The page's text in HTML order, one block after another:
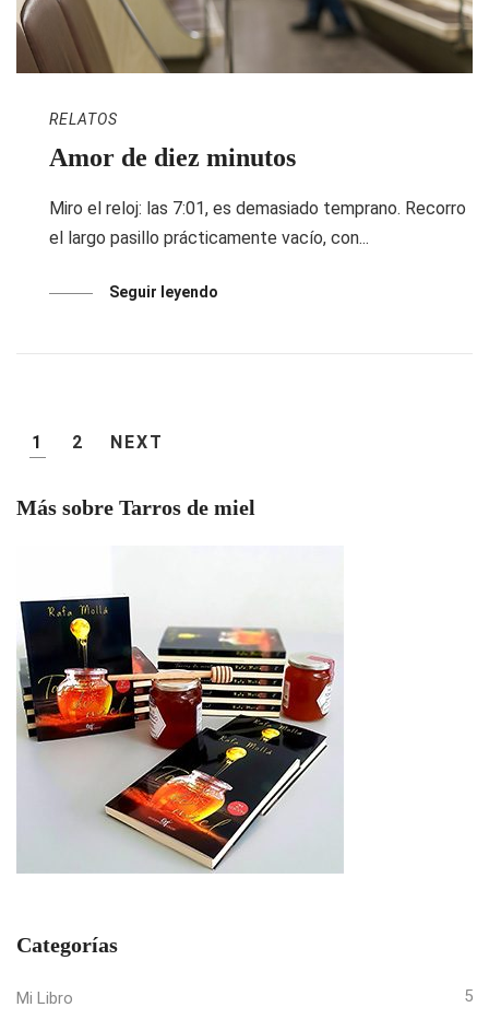
RELATOS
Amor de diez minutos
Miro el reloj: las 7:01, es demasiado temprano. Recorro
el largo pasillo prácticamente vacío, con...
Seguir leyendo
1 2 NEXT
Más sobre Tarros de miel
Categorías
Mi Libro 5